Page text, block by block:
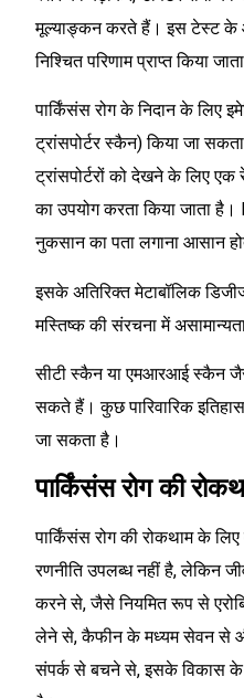
मूल्याङ्कन करते हैं। इस टेस्ट के
निश्चित परिणाम प्राप्त किया
पार्किंसंस रोग के निदान के लिए
ट्रांसपोर्टर स्कैन) किया जा
ट्रांसपोर्टरों को देखने के लिए एक
का उपयोग करता किया जाता है।
नुकसान का पता लगाना आसान
इसके अतिरिक्त मेटाबॉलिक
मस्तिष्क की संरचना में
सीटी स्कैन या एमआरआई स्कैन
सकते हैं। कुछ पारिवारिक
जा सकता है।
पार्किंसंस रोग की
पार्किंसंस रोग की रोकथाम के
रणनीति उपलब्ध नहीं है, लेकिन
करने से, जैसे नियमित रूप से
लेने से, कैफीन के मध्यम सेवन से और
संपर्क से बचने से, इसके विकास के